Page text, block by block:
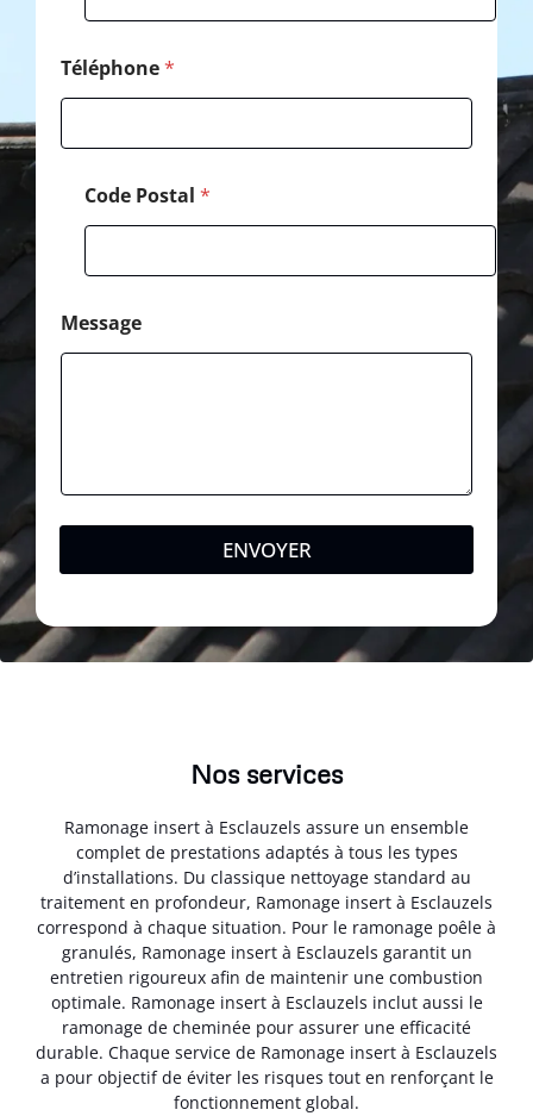
Téléphone*
Code Postal *
Message
ENVOYER
Nos services
Ramonage insert à Esclauzels assure un ensemble
complet de prestations adaptés à tous les types
d’installations. Du classique nettoyage standard au
traitement en profondeur, Ramonage insert à Esclauzels
correspond à chaque situation. Pour le ramonage poêle à
granulés, Ramonage insert à Esclauzels garantit un
entretien rigoureux afin de maintenir une combustion
optimale. Ramonage insert à Esclauzels inclut aussi le
ramonage de cheminée pour assurer une efficacité
durable. Chaque service de Ramonage insert à Esclauzels
a pour objectif de éviter les risques tout en renforçant le
fonctionnement global.